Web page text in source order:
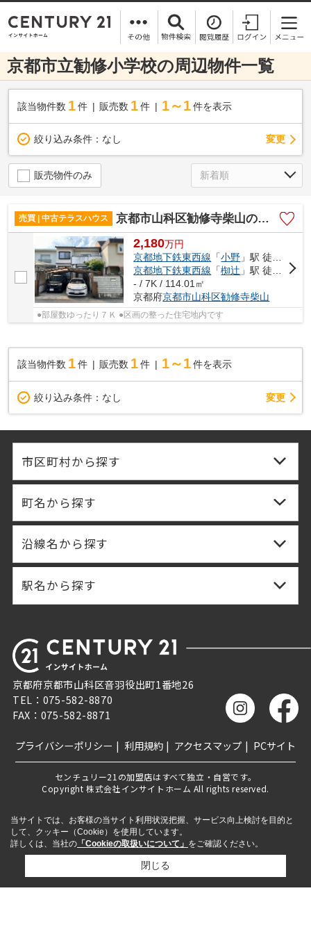
京都市立勧修小学校の周辺物件一覧
該当物件数 1件 販売数 1 件 1～1 件を表示
絞り込み条件： なし 変更
販売物件のみ
売買 | 中古テラスハウス 京都市山科区勧修寺柴山の中古テラスハウス
2,180万円
京都地下鉄東西線 「小野 」駅 徒歩18分
京都地下鉄東西線 「椥辻 」駅 徒歩20分
- / 7K / 114.01㎡
京都府京都市山科区勧修寺柴山
●部屋数ゆったり７Ｋ ●区画の整った住宅地内です
該当物件数 1件 販売数 1 件 1～1 件を表示
絞り込み条件： なし 変更
市区町村から探す
町名から探す
沿線名から探す
駅名から探す
京都府京都市山科区音羽役出町1番地26
TEL：075-582-8870
FAX：075-582-8871
プライバシーポリシー 利用規約 アクセスマップ PCサイト
センチュリー21の加盟店はすべて独立・自営です。
Copyright 株式会社インサイトホーム All rights reserved.
当サイトでは、お客様の当サイト利用状況把握、サービス向上検討を目的と
して、クッキー（Cookie）を使用しています。
詳しくは、当社の 「Cookieの取扱いについて」 をご確認ください。
閉じる